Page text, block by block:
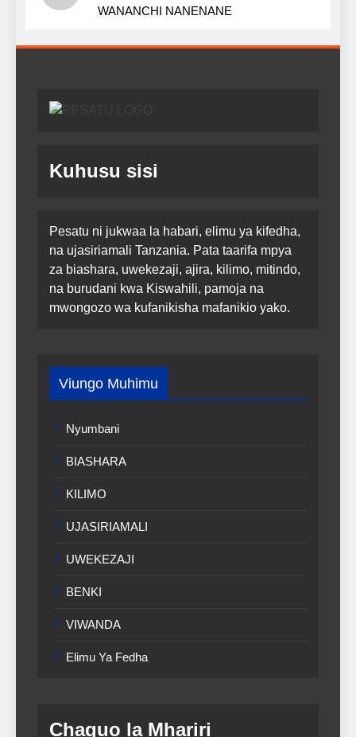
WANANCHI NANENANE
Kuhusu sisi
Pesatu ni jukwaa la habari, elimu ya kifedha,
na ujasiriamali Tanzania. Pata taarifa mpya
za biashara, uwekezaji, ajira, kilimo, mitindo,
na burudani kwa Kiswahili, pamoja na
mwongozo wa kufanikisha mafanikio yako.
Viungo Muhimu
Nyumbani
BIASHARA
KILIMO
UJASIRIAMALI
UWEKEZAJI
BENKI
VIWANDA
Elimu Ya Fedha
Chaguo la Mhariri